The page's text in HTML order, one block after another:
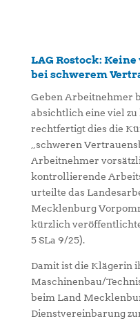
LAG Rostock:
bei schwerem
Geben Arbeitnehmer
absichtlich eine viel zu
rechtfertigt dies die
„schweren
Arbeitnehmer
kontrollierende
urteilte das
Mecklenburg
kürzlich
5 SLa 9/25).
Damit ist die Klägerin
Maschinenbau/
beim Land
Dienstvereinbarung